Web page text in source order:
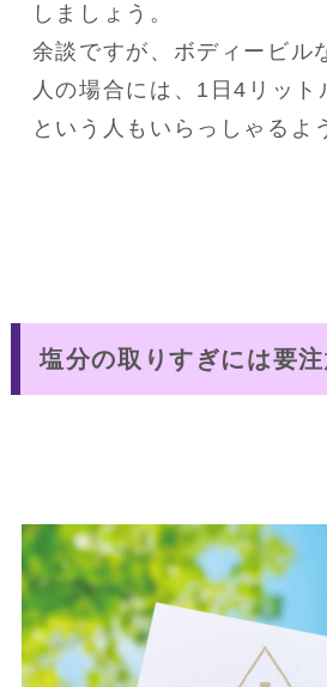
しましょう。
余談ですが、ボディービル
人の場合には、1日4リット
という人もいらっしゃるよ
塩分の取りすぎには要